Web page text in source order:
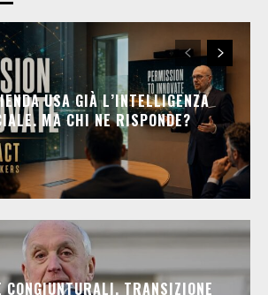
USA GIÀ L’INTELLIGENZA
MA CHI NE RISPONDE?
CONGIUNTURALI, TRANSIZIONE